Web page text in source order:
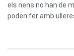
els nens no han de
poden fer amb